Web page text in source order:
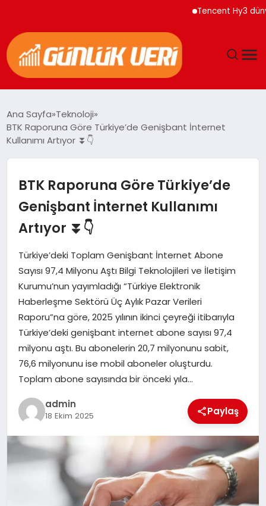
Tencent Hy3 dünya
GÜNDEM
EKONOMI
GENEL
SPOR
TEKNOLOJI
Ana Sayfa Teknoloji
BTK Raporuna Göre Türkiye’de Genişbant İnternet
Kullanımı Artıyor ⏬👇
BTK Raporuna Göre Türkiye’de
Genişbant İnternet Kullanımı
Artıyor ⏬👇
Türkiye’deki Toplam Genişbant İnternet Abone
Sayısı 97,4 Milyonu Aştı Bilgi Teknolojileri ve İletişim
Kurumu’nun yayımladığı “Türkiye Elektronik
Haberleşme Sektörü Üç Aylık Pazar Verileri
Raporu”na göre, 2025 yılının ikinci çeyreği itibarıyla
Türkiye’deki genişbant internet abone sayısı 97,4
milyonu aştı. Bu abonelerin 20,7 milyonunu sabit,
76,6 milyonunu ise mobil aboneler oluşturdu.
Toplam abone sayısında bir önceki yıla…
admin
18 Ekim 2025 Paylaş